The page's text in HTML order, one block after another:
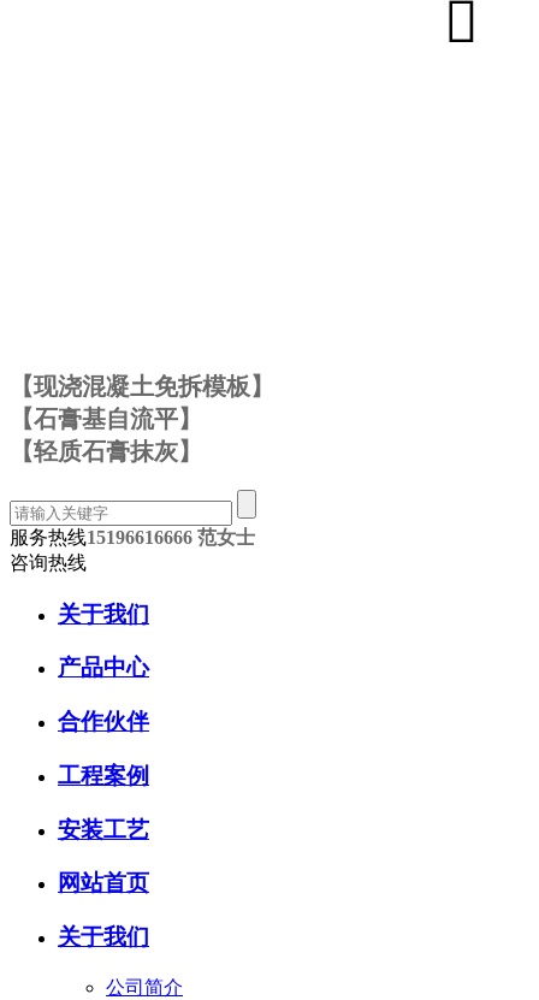
【现浇混凝土免拆模板】
【石膏基自流平】
【轻质石膏抹灰】
服务热线15196616666 范女士
咨询热线
关于我们
产品中心
合作伙伴
工程案例
安装工艺
网站首页
关于我们
公司简介